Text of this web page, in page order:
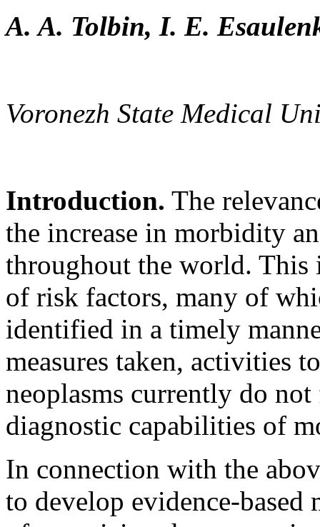
A. A. Tolbin, I. E.
Voronezh State Medical
Introduction. The
the increase in morbidity
throughout the world. This
of risk factors, many of
identified in a timely
measures taken, activities
neoplasms currently do
diagnostic capabilities of
In connection with the
to develop evidence-based